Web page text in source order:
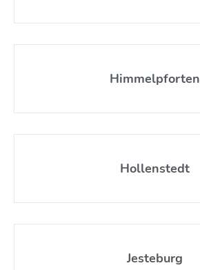
Himmelpforten
Hollenstedt
Jesteburg